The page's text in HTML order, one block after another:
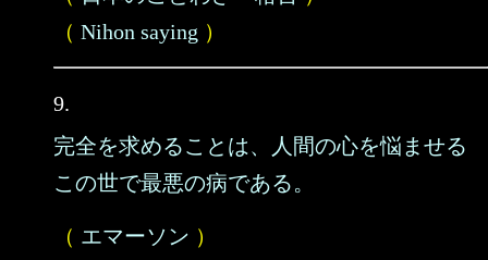
（ Nihon saying ）
9.
完全を求めることは、人間の心を悩ませる
この世で最悪の病である。
（ エマーソン ）